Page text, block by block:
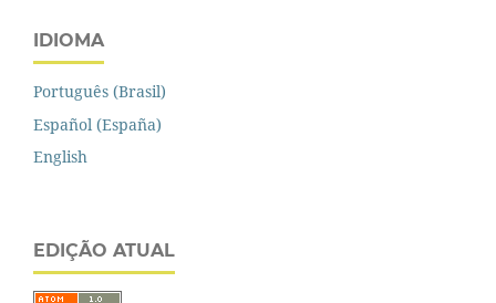
IDIOMA
Português (Brasil)
Español (España)
English
EDIÇÃO ATUAL